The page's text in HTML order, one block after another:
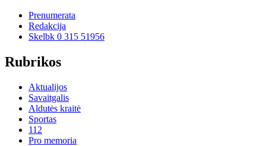
Prenumerata
Redakcija
Skelbk 0 315 51956
Rubrikos
Aktualijos
Savaitgalis
Aldutės kraitė
Sportas
112
Pro memoria